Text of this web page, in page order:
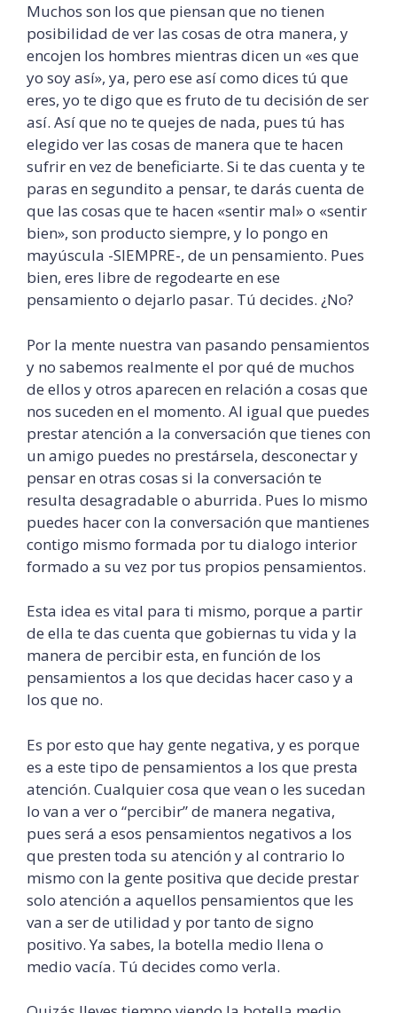
Muchos son los que piensan que no tienen
posibilidad de ver las cosas de otra manera, y
encojen los hombres mientras dicen un «es que
yo soy así», ya, pero ese así como dices tú que
eres, yo te digo que es fruto de tu decisión de ser
así. Así que no te quejes de nada, pues tú has
elegido ver las cosas de manera que te hacen
sufrir en vez de beneficiarte. Si te das cuenta y te
paras en segundito a pensar, te darás cuenta de
que las cosas que te hacen «sentir mal» o «sentir
bien», son producto siempre, y lo pongo en
mayúscula -SIEMPRE-, de un pensamiento. Pues
bien, eres libre de regodearte en ese
pensamiento o dejarlo pasar. Tú decides. ¿No?
Por la mente nuestra van pasando pensamientos
y no sabemos realmente el por qué de muchos
de ellos y otros aparecen en relación a cosas que
nos suceden en el momento. Al igual que puedes
prestar atención a la conversación que tienes con
un amigo puedes no prestársela, desconectar y
pensar en otras cosas si la conversación te
resulta desagradable o aburrida. Pues lo mismo
puedes hacer con la conversación que mantienes
contigo mismo formada por tu dialogo interior
formado a su vez por tus propios pensamientos.
Esta idea es vital para ti mismo, porque a partir
de ella te das cuenta que gobiernas tu vida y la
manera de percibir esta, en función de los
pensamientos a los que decidas hacer caso y a
los que no.
Es por esto que hay gente negativa, y es porque
es a este tipo de pensamientos a los que presta
atención. Cualquier cosa que vean o les sucedan
lo van a ver o “percibir” de manera negativa,
pues será a esos pensamientos negativos a los
que presten toda su atención y al contrario lo
mismo con la gente positiva que decide prestar
solo atención a aquellos pensamientos que les
van a ser de utilidad y por tanto de signo
positivo. Ya sabes, la botella medio llena o
medio vacía. Tú decides como verla.